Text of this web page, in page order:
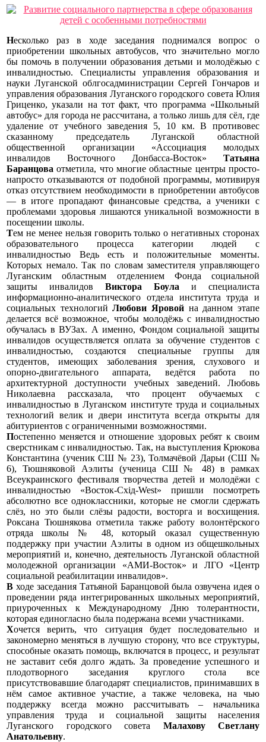
Несколько раз в ходе заседания поднимался вопрос о
приобретении школьных автобусов, что значительно могло
бы помочь в получении образования детьми и молодёжью с
инвалидностью. Специалисты управления образования и
науки Луганской облгосадминистрации Сергей Гончаров и
управления образования Луганского городского совета Юлия
Гриценко, указали на тот факт, что программа «Школьный
автобус» для города не рассчитана, а только лишь для сёл, где
удаление от учебного заведения 5, 10 км. В противовес
сказанному председатель Луганской областной
общественной организации «Ассоциация молодых
инвалидов Восточного Донбасса-Восток» Татьяна
Баранцова отметила, что многие областные центры просто-
напросто отказываются от подобной программы, мотивируя
отказ отсутствием необходимости в приобретении автобусов
— в итоге пропадают финансовые средства, а ученики с
проблемами здоровья лишаются уникальной возможности в
посещении школы.
Тем не менее нельзя говоритьтолько о негативных сторонах
образовательного процесса категории людей с
инвалидностью Ведь есть и положительные моменты.
Которых немало. Так по словам заместителя управляющего
Луганским областным отделением Фонда социальной
защиты инвалидов Виктора Боула и специалиста
информационно-аналитического отдела института труда и
социальных технологийЛюбови Яровой на данном этапе
делается всё возможное, чтобы молодёжь с инвалидностью
обучалась в ВУЗах. А именно, Фондом социальной защиты
инвалидов осуществляется оплата за обучение студентов с
инвалидностью, создаются специальные группы для
студентов, имеющих заболевания зрения, слухового и
опорно-двигательного аппарата, ведётся работа по
архитектурной доступности учебных заведений. Любовь
Николаевна рассказала, что процент обучаемых с
инвалидностью в Луганском институте труда и социальных
технологий велик и двери института всегда открыты для
абитуриентов с ограниченными возможностями.
Постепенно меняется и отношение здоровыхребят к своим
сверстникам с инвалидностью. Так, на выступления Крюкова
Константина (ученик СШ № 23), Толмачёвой Дарьи (СШ №
6), Тюшняковой Аэлиты (ученица СШ № 48) в рамках
Всеукраинского фестиваля творчества детей и молодёжи с
инвалидностью «Восток-Схід-West» пришли посмотреть
абсолютно все одноклассники, которые не смогли сдержать
слёз, но это были слёзы радости, восторга и восхищения.
Роксана Тюшнякова отметила также работу волонтёрского
отряда школы № 48, который оказал существенную
поддержку при участии Аэлиты в одном из общешкольных
мероприятий и, конечно, деятельность Луганской областной
молодежной организации «АМИ-Восток» и ЛГО «Центр
социальной реабилитации инвалидов».
В ходе заседания Татьяной Баранцовой была озвучена идея о
проведении ряда интегрированных школьных мероприятий,
приуроченных к Международному Дню толерантности,
которая единогласно была подержана всеми участниками.
Хочется верить, что ситуация будетпоследовательно и
закономерно меняться в лучшую сторону, что все структуры,
способные оказать помощь, включатся в процесс, и результат
не заставит себя долго ждать. За проведение успешного и
плодотворного заседания круглого стола все
присутствовавшие благодарят специалистов, принимавших в
нём самое активное участие, а также человека, на чью
поддержку всегда можно рассчитывать – начальника
управления труда и социальной защиты населения
Луганского городского совета Малахову Светлану
Анатольевну.